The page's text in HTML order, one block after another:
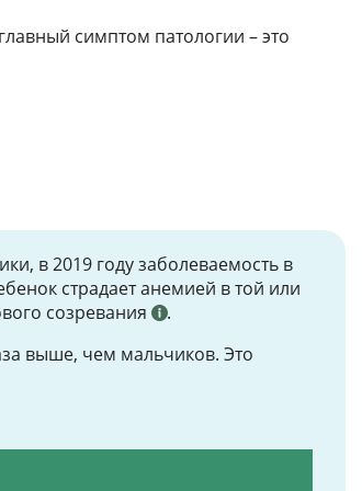
симптом патологии – это
в 2019 году заболеваемость в
страдает анемией в той или
созревания
.
выше, чем мальчиков. Это